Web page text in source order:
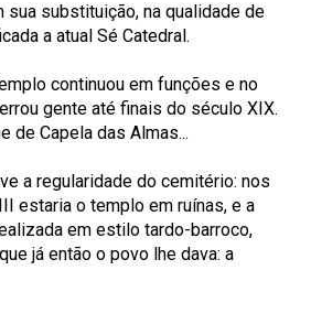
sua substituição, na qualidade de
a atual Sé Catedral.
continuou em funções e no
gente até finais do século XIX.
de Capela das Almas...
a regularidade do cemitério: nos
estaria o templo em ruínas, e a
em estilo tardo-barroco,
já então o povo lhe dava: a